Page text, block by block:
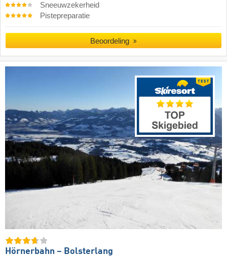
Sneeuwzekerheid
Pistepreparatie
Beoordeling
Hörnerbahn – Bolsterlang